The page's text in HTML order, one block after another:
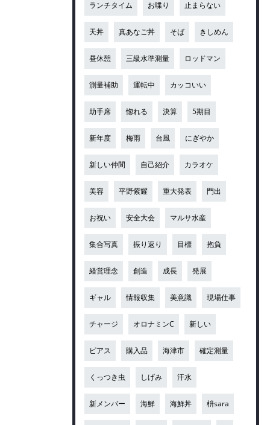
ランチタイム お喋り 止まらない
天丼 真あなご丼 そば きしめん
昼休憩 三級水準測量 ロッドマン
測量補助 運転中 カッコいい
助手席 惚れる 決算 5期目
新年度 梅雨 台風 にぎやか
新しい仲間 自己紹介 カラオケ
美容 平野紫耀 重大発表 門出
お祝い 安全大会 マルサ水産
集合写真 振り返り 目標 抱負
経営理念 創造 成長 発展
ギャル 情報収集 美意識 現場仕事
チャージ オロナミンC 新しい
ピアス 購入品 海津市 確定測量
くっつき虫 しげみ 汗水
新メンバー 海鮮 海鮮丼 枡sara